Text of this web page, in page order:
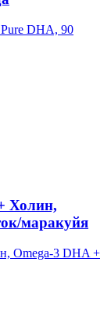
Холин,
маракуйя